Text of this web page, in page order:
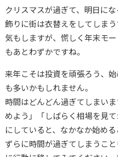
クリスマスが過ぎて、明日に
飾りに街は衣替えをしてしま
気もしますが、慌しく年末モ
もあとわずかですね。
来年こそは投資を頑張ろう、
も多いかもしれません。
時間はどんどん過ぎてしまい
めよう」「しばらく相場を見
にしていると、なかなか始め
ずらに時間が過ぎてしまうこ